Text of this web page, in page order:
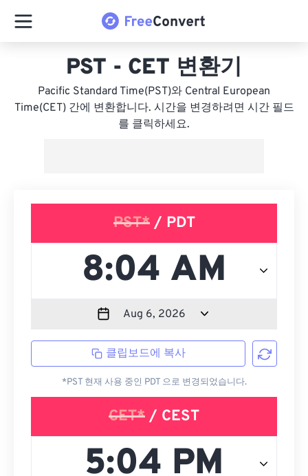
PST - CET 변환기
Pacific Standard Time(PST)와 Central European
Time(CET) 간에 변환합니다. 시간을 변경하려면 시간 필드
를 클릭하세요.
PST*/ PDT
클립보드에 복사
*PST 현재 사용 중인 PDT 으로 변경되었습니다.
CET* / CEST